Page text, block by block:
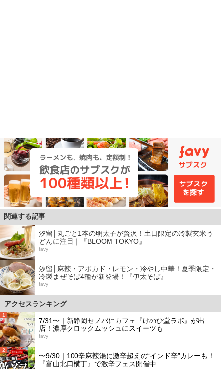
関連する記事
汐留│丸ごと1本の明太子が贅沢！土日限定の冷製玄米う
どんに注目｜『BLOOM TOKYO』
favy
汐留│麻辣・アボカド・レモン・冷やし中華！夏季限定・
冷製まぜそば4種が新登場！『伊太そば』
favy
アクセスランキング
1
7/31〜｜新静岡セノバにカフェ『けのひ堂ラボ』が出
店！濃厚クロックムッシュにスイーツも
favy
2
〜9/30｜100辛麻辣湯に激辛超えの“インド辛”カレーも！
『富山北口横丁』で激辛フェス開催中